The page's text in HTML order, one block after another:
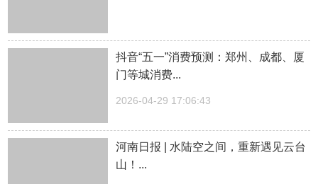
抖音“五一”消费预测：郑州、成都、厦
门等城消费...
2026-04-29 17:06:43
河南日报 | 水陆空之间，重新遇见云台
山！...